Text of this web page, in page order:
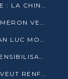
(MULTIMÉDIA) ZÉRO DROIT DE DOUANE : LA CHINE ET L’AFRIQUE VERS UNE PROXIMITÉ SANS PRÉCÉDENT (PAPIER GÉNÉRAL)
LANGUES NATIONALES ET IA : IGOR CAMERON VEUT ARRIMER LA STRATÉGIE IA À LA LOI SUR LA RECHERCHE
CERTIFICAT DE PRISE DE SERVICE : JEAN LUC MOUTHOU DÉMENT UNE « FAKE NEWS »
CHOLÉRA : LE CONGO INTENSIFIE LA SENSIBILISATION AU MARCHÉ DE TALANGAÏ
L’ORDRE DES INGÉNIEURS DU CONGO VEUT RENFORCER L’ÉTHIQUE ET LA CRÉDIBILITÉ DE LA PROFESSION